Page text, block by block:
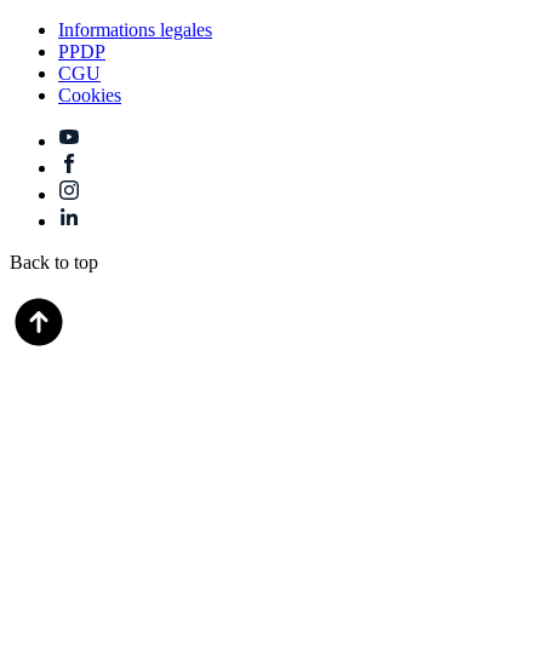
Informations legales
PPDP
CGU
Cookies
Back to top